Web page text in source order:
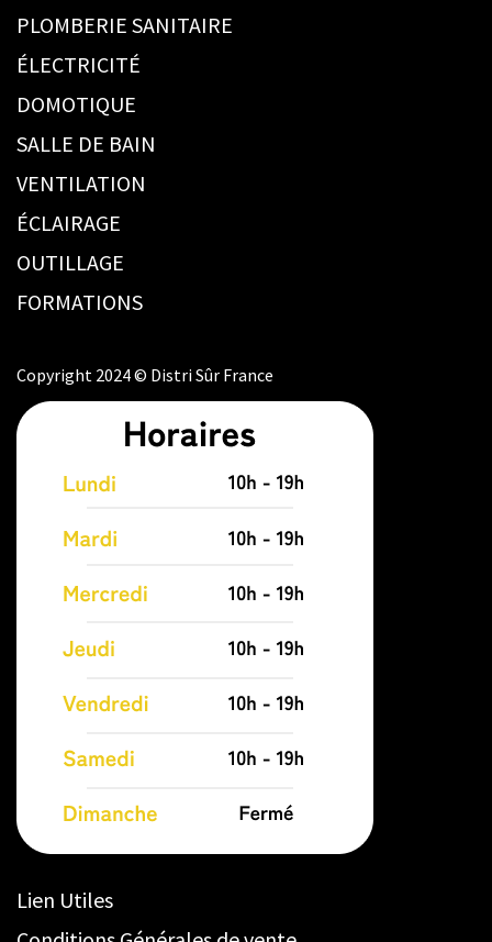
PLOMBERIE SANITAIRE
ÉLECTRICITÉ
DOMOTIQUE
SALLE DE BAIN
VENTILATION
ÉCLAIRAGE
OUTILLAGE
FORMATIONS
Copyright 2024 © Distri Sûr France
Lien Utiles